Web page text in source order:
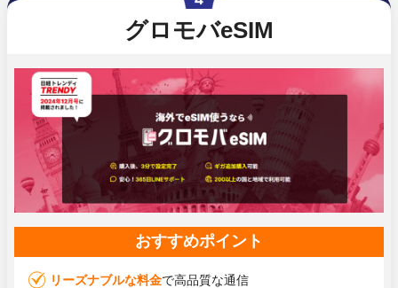
グロモバeSIM
おすすめポイント
リーズナブルな料金で高品質な通信